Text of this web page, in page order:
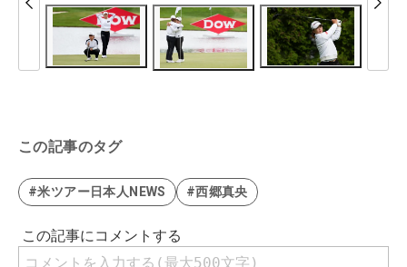
この記事のタグ
#米ツアー日本人NEWS #西郷真央